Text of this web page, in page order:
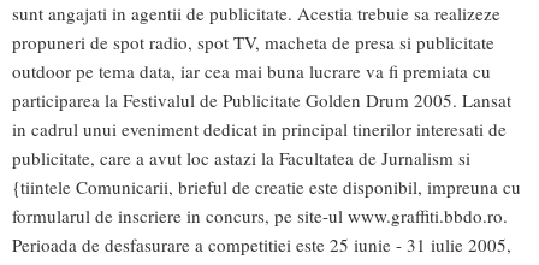
sunt angajati in agentii de publicitate. Acestia trebuie sa realizeze
propuneri de spot radio, spot TV, macheta de presa si publicitate
outdoor pe tema data, iar cea mai buna lucrare va fi premiata cu
participarea la Festivalul de Publicitate Golden Drum 2005. Lansat
in cadrul unui eveniment dedicat in principal tinerilor interesati de
publicitate, care a avut loc astazi la Facultatea de Jurnalism si
{tiintele Comunicarii, brieful de creatie este disponibil, impreuna cu
formularul de inscriere in concurs, pe site-ul www.graffiti.bbdo.ro.
Perioada de desfasurare a competitiei este 25 iunie - 31 iulie 2005,